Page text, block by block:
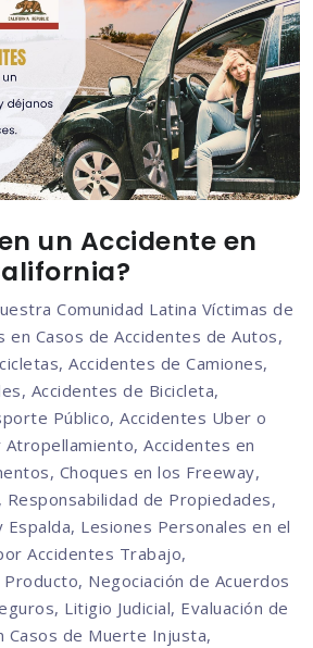
un Accidente en
Comunidad Latina Víctimas de
en Casos de Accidentes de Autos,
Accidentes de Camiones,
Accidentes de Bicicleta,
Público, Accidentes Uber o
Accidentes en
Choques en los Freeway,
de Propiedades,
Espalda, Lesiones Personales en el
Accidentes Trabajo,
Negociación de Acuerdos
Litigio Judicial, Evaluación de
Casos de Muerte Injusta,